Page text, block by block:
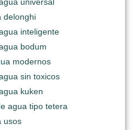
delonghi
inteligente
bodum
modernos
sin toxicos
kuken
agua tipo tetera
usos